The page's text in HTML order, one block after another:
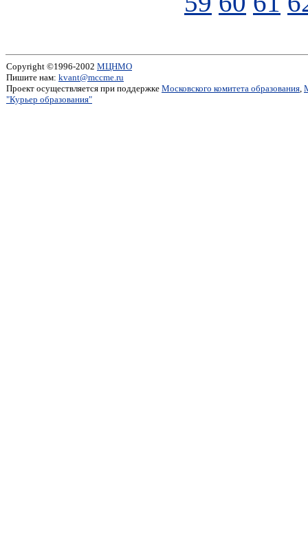
Copyright ©1996-2002 МЦНМО
Пишите нам: kvant@mccme.ru
Проект осуществляется при поддержке Московского комитета образования,
"Курьер образования"